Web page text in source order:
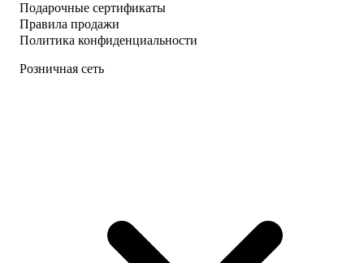
Подарочные сертификаты
Правила продажи
Политика конфиденциальности
Розничная сеть